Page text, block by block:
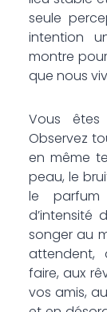
seule
intention
montre
que nous
Vous
Observez
en même
peau, le
le
d’intensité
songer au
attendent,
faire, aux
vos amis,